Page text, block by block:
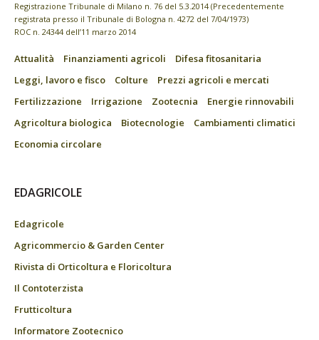
Registrazione Tribunale di Milano n. 76 del 5.3.2014 (Precedentemente
registrata presso il Tribunale di Bologna n. 4272 del 7/04/1973)
ROC n. 24344 dell’11 marzo 2014
Attualità Finanziamenti agricoli
Difesa fitosanitaria
Leggi, lavoro e fisco
Colture
Prezzi agricoli e mercati
Fertilizzazione
Irrigazione Zootecnia
Energie rinnovabili
Agricoltura biologica
Biotecnologie
Cambiamenti climatici
Economia circolare
EDAGRICOLE
Edagricole
Agricommercio & Garden Center
Rivista di Orticoltura e Floricoltura
Il Contoterzista
Frutticoltura
Informatore Zootecnico